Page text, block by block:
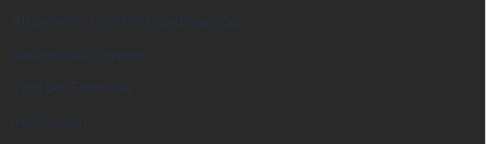
Allgemeine Geschäftsbedingungen
Datenschutzhinweis
Kontakt-Formular
Impressum